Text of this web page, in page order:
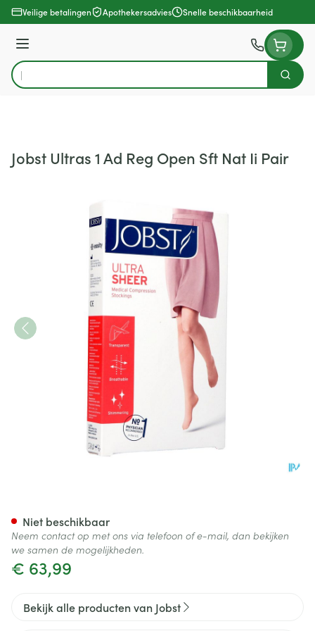
Ga naar de inhoud
Veilige betalingen Apothekersadvies Snelle beschikbaarheid
Menu
Product, merk, categorie...
Zoek
Jobst Ultras 1 Ad Reg Open Sft Nat Ii Pair
€ 63,99
Niet beschikbaar
Neem contact op met ons via telefoon of e-mail, dan bekijken
we samen de mogelijkheden.
Bekijk alle producten van Jobst